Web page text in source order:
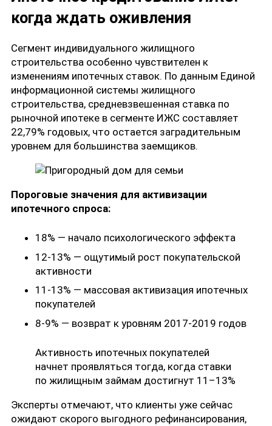
когда ждать оживления
Сегмент индивидуального жилищного
строительства особенно чувствителен к
изменениям ипотечных ставок. По данным Единой
информационной системы жилищного
строительства, средневзвешенная ставка по
рыночной ипотеке в сегменте ИЖС составляет
22,79% годовых, что остается заградительным
уровнем для большинства заемщиков.
Пороговые значения для активизации
ипотечного спроса:
18% — начало психологического эффекта
12-13% — ощутимый рост покупательской
активности
11-13% — массовая активизация ипотечных
покупателей
8-9% — возврат к уровням 2017-2019 годов
Активность ипотечных покупателей
начнет проявляться тогда, когда ставки
по жилищным займам достигнут 11–13%
Эксперты отмечают, что клиенты уже сейчас
ожидают скорого выгодного рефинансирования,